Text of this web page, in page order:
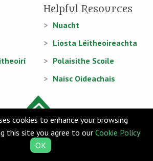
Helpful Resources
Nuacht
Liosta Léitheoireachta
Polaisithe Scoile
Naisc Oideachais
Mhíchíl Cíosóg 2026
Web Development
cookies to enhance your browsing
this site you agree to our Cookie Policy
OK